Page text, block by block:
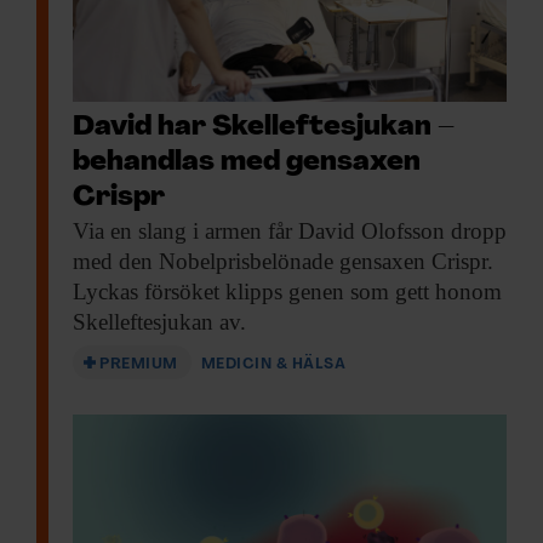
Barbara Canlon, professor
Karolinska institutet.
Bild:Ulf Sirborn
”Stort framsteg”
David har Skelleftesjukan –
behandlas med gensaxen
Crispr
Via en slang i armen får David Olofsson dropp
med den Nobelprisbelönade gensaxen Crispr.
Lyckas försöket klipps genen som gett honom
Skelleftesjukan av.
PREMIUM MEDICIN & HÄLSA